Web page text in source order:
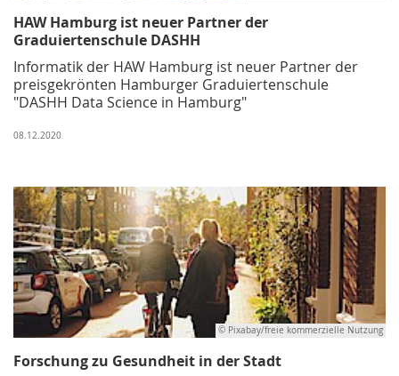
HAW Hamburg ist neuer Partner der
Graduiertenschule DASHH
Informatik der HAW Hamburg ist neuer Partner der
preisgekrönten Hamburger Graduiertenschule
"DASHH Data Science in Hamburg"
08.12.2020
© Pixabay/freie kommerzielle Nutzung
Forschung zu Gesundheit in der Stadt